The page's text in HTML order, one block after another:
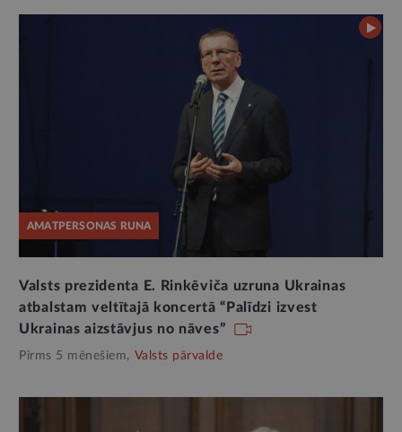
AMATPERSONAS RUNA
Valsts prezidenta E. Rinkēviča uzruna Ukrainas
atbalstam veltītajā koncertā “Palīdzi izvest
Ukrainas aizstāvjus no nāves”
Pirms 5 mēnešiem, Valsts pārvalde